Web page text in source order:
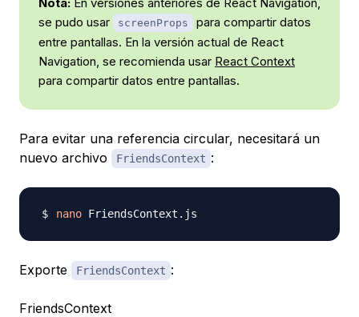
se pudo usar
screenProps
para compartir datos
entre pantallas. En la versión actual de React
Navigation, se recomienda usar React Context
para compartir datos entre pantallas.
Para evitar una referencia circular, necesitará un
nuevo archivo
FriendsContext :
nano
Exporte FriendsContext :
FriendsContext